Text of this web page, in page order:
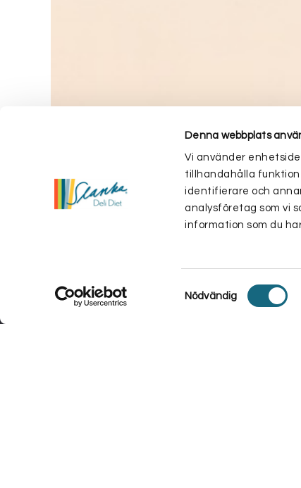
Denna webbplats
Vi använder
tillhandahålla
identifierare och
analysföretag som vi
information som du
Samtyckesval
Nödvändig
Vi använder cookies för att se till att vi ger dig den bästa